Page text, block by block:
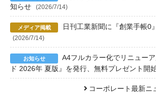
知らせ
(2026/7/14)
日刊工業新聞に『創業手帳0
(2026/7/14)
A4フルカラー化でリニュー
ド 2026年 夏版』を発行、無料プレゼント開
コーポレート最新ニ